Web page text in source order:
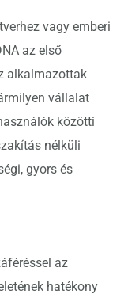
vagy emberi
az első
alkalmazottak
vállalat
közötti
nélküli
gyors és
az
hatékony